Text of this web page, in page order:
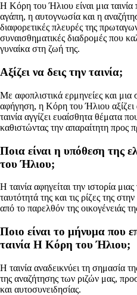
Η Κόρη του Ήλιου είναι μια
αγάπη, η αυτογνωσία και η
διαφορετικές πλευρές της
συναισθηματικές διαδρομές που
γυναίκα στη ζωή της.
Αξίζει να δεις την ταινία;
Με αφοπλιστικά ερμηνείες και μια
αφήγηση, η Κόρη του Ήλιου
ταινία αγγίζει ευαίσθητα θέματα
καθιστώντας την απαραίτητη προς
Ποια είναι η υπόθεση της
του Ήλιου;
Η ταινία αφηγείται την ιστορία
ταυτότητά της και τις ρίζες της
από το παρελθόν της οικογένειάς
Ποιο είναι το μήνυμα που
ταινία Η Κόρη του Ήλιου;
Η ταινία αναδεικνύει τη σημασία
της αναζήτησης των ριζών μας,
και αυτοσυνειδησίας.